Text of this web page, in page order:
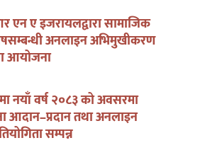
एन ए इजरायलद्वारा सामाजिक
अनलाइन अभिमुखीकरण
आयोजना
नयाँ वर्ष २०८३ को अवसरमा
आदान–प्रदान तथा अनलाइन
सम्पन्न